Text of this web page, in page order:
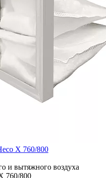
X 760/800
и вытяжного воздуха
760/800